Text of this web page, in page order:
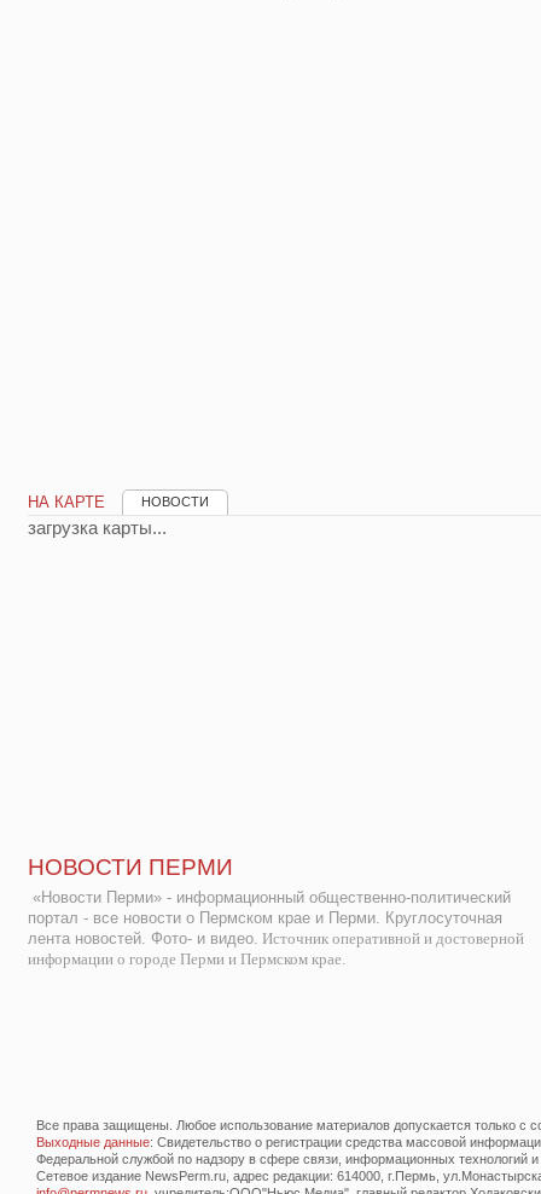
НА КАРТЕ НОВОСТИ
загрузка карты...
НОВОСТИ ПЕРМИ
«Новости Перми» - информационный общественно-политический
портал - все новости о Пермском крае и Перми. Круглосуточная
лента новостей. Фото- и видео. Источник оперативной и достоверной
информации о городе Перми и Пермском крае.
Все права защищены. Любое использование материалов допускается только с
Выходные данные: Свидетельство о регистрации средства массовой
Федеральной службой по надзору в сфере связи, информационных технологий
Сетевое издание NewsPerm.ru, адрес редакции: 614000, г.Пермь,